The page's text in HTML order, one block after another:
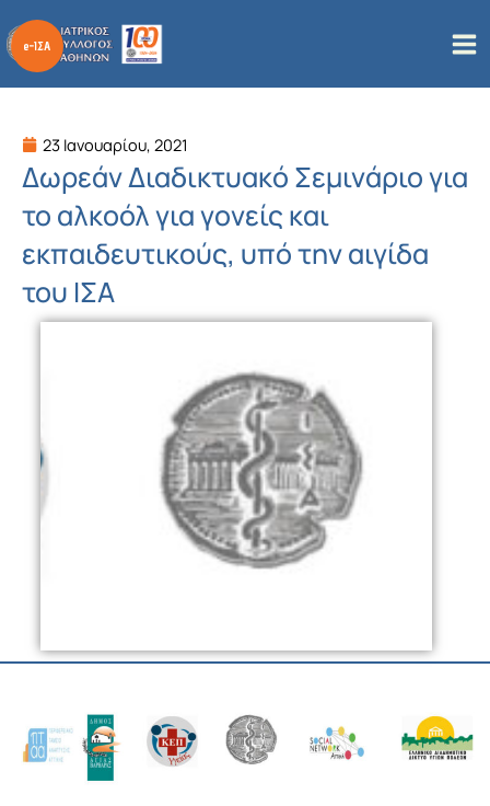
στο
περιεχόμενο
23 Ιανουαρίου, 2021
Δωρεάν Διαδικτυακό Σεμινάριο για
το αλκοόλ για γονείς και
εκπαιδευτικούς, υπό την αιγίδα
του ΙΣΑ